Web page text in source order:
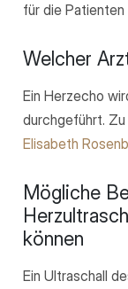
für die
Welcher
Ein Herzecho
durchgeführt.
Elisabeth
Mögliche
können
Ein Ultraschall